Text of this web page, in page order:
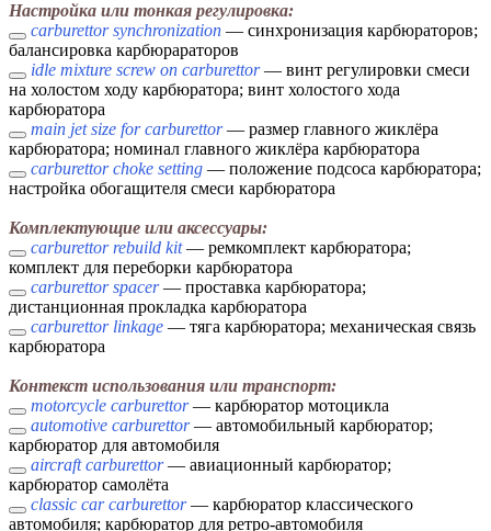
Настройка или тонкая регулировка:
carburettor synchronization — синхронизация карбюраторов;
балансировка карбюрараторов
idle mixture screw on carburettor— винт регулировки смеси
на холостом ходу карбюратора; винт холостого хода
карбюратора
main jet size for carburettor— размер главного жиклёра
карбюратора; номинал главного жиклёра карбюратора
carburettor choke setting — положение подсоса карбюратора;
настройка обогащителя смеси карбюратора
Комплектующие или аксессуары:
carburettor rebuild kit— ремкомплект карбюратора;
комплект для переборки карбюратора
carburettor spacer— проставка карбюратора;
дистанционная прокладка карбюратора
carburettor linkage — тяга карбюратора; механическая связь
карбюратора
Контекст использования или транспорт:
motorcycle carburettor— карбюратор мотоцикла
automotive carburettor— автомобильный карбюратор;
карбюратор для автомобиля
aircraft carburettor— авиационный карбюратор;
карбюратор самолёта
classic car carburettor— карбюратор классического
автомобиля; карбюратор для ретро-автомобиля